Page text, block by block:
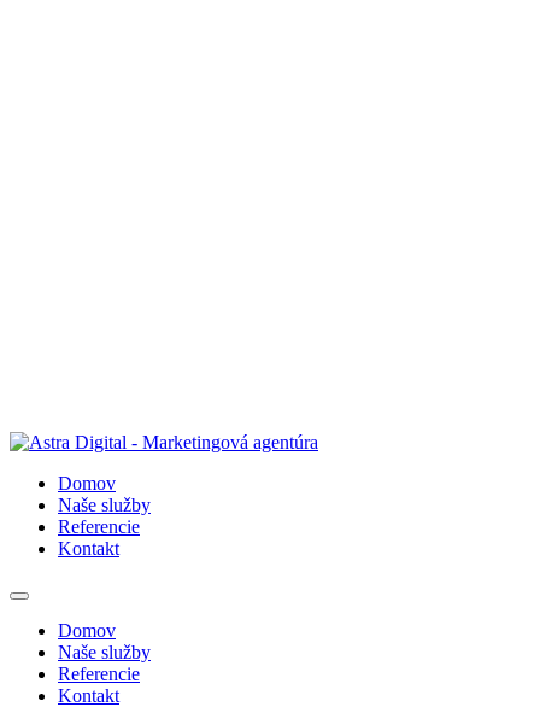
Domov
Naše služby
Referencie
Kontakt
Domov
Naše služby
Referencie
Kontakt